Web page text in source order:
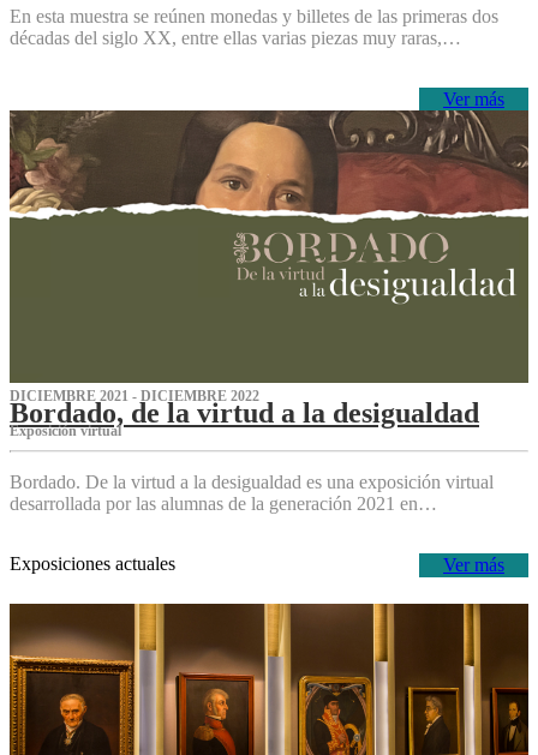
En esta muestra se reúnen monedas y billetes de las primeras dos
décadas del siglo XX, entre ellas varias piezas muy raras,…
Ver más
DICIEMBRE 2021 - DICIEMBRE 2022
Bordado, de la virtud a la desigualdad
Exposición virtual‌
Bordado. De la virtud a la desigualdad es una exposición virtual
desarrollada por las alumnas de la generación 2021 en…
Ver más
Exposiciones actuales